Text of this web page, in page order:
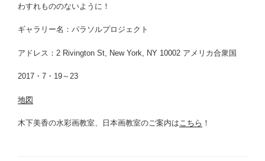
わすれもののないように！
ギャラリー名：パラソルプロジェクト
アドレス：2 Rivington St, New York, NY 10002 アメリカ合衆国
2017・7・19～23
地図
木下美香の水彩画教室、日本画教室のご案内はこちら ！